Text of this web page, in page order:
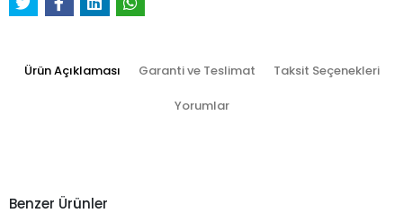
Ürün Açıklaması Garanti ve Teslimat Taksit Seçenekleri
Yorumlar
Benzer Ürünler